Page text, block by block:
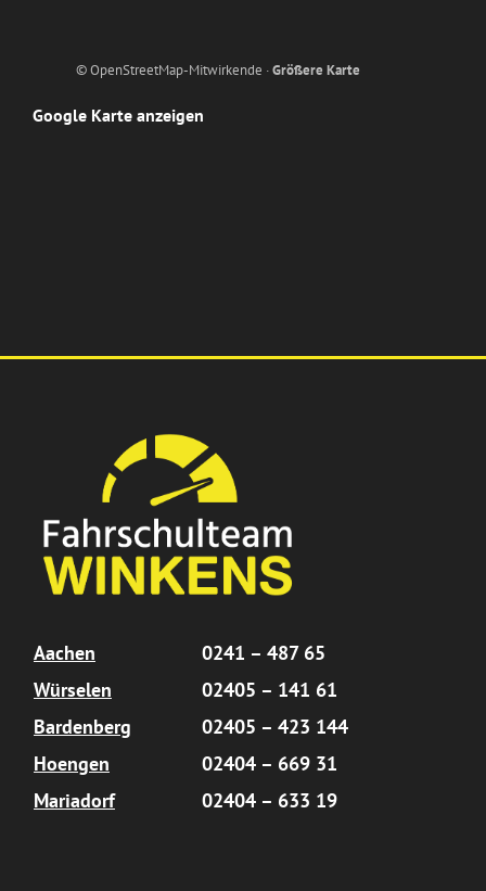
© OpenStreetMap-Mitwirkende ·Größere Karte
Google Karte anzeigen
Aachen
0241 – 487 65
Würselen
02405 – 141 61
Bardenberg
02405 – 423 144
Hoengen
02404 – 669 31
Mariadorf
02404 – 633 19